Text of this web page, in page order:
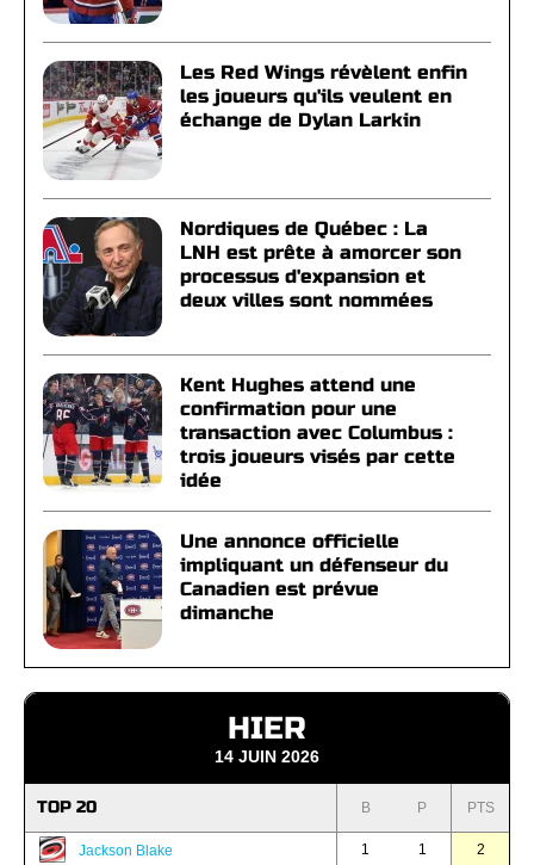
Les Red Wings révèlent enfin
les joueurs qu'ils veulent en
échange de Dylan Larkin
Nordiques de Québec : La
LNH est prête à amorcer son
processus d'expansion et
deux villes sont nommées
Kent Hughes attend une
confirmation pour une
transaction avec Columbus :
trois joueurs visés par cette
idée
Une annonce officielle
impliquant un défenseur du
Canadien est prévue
dimanche
HIER
14 JUIN 2026
TOP 20 B P PTS
Jackson Blake 1 1 2